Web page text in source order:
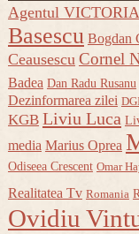
Agentul VICTORIA
Basescu Bogdan
Ceausescu Cornel
Badea Dan Radu Rusanu
Dezinformarea zilei
KGB Liviu Luca
media Marius Oprea
Odiseea Crescent Omar
Realitatea Tv Romania
Ovidiu